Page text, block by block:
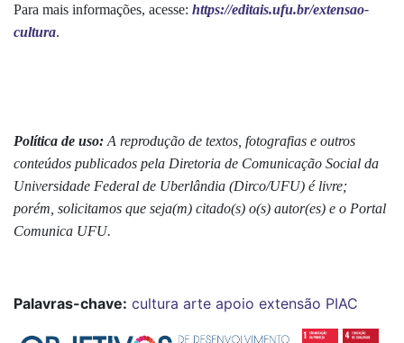
Para mais informações, acesse: https://editais.ufu.br/extensao-
cultura.
Política de uso: A reprodução de textos, fotografias e outros
conteúdos publicados pela Diretoria de Comunicação Social da
Universidade Federal de Uberlândia (Dirco/UFU) é livre;
porém, solicitamos que seja(m) citado(s) o(s) autor(es) e o Portal
Comunica UFU.
Palavras-chave: cultura arte apoio extensão PIAC